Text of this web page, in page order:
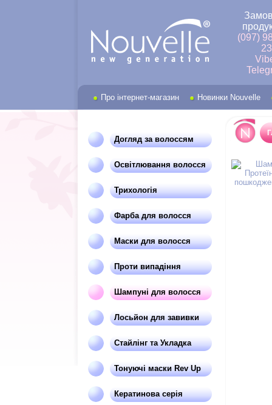
(097)
23
Про інтернет-магазин Новинки Nouvelle
Догляд за волоссям
Освітлювання волосся
Трихологія
Фарба для волосся
Маски для волосся
Проти випадіння
Шампуні для волосся
Лосьйон для завивки
Стайлінг та Укладка
Тонуючі маски Rev Up
Кератинова серія